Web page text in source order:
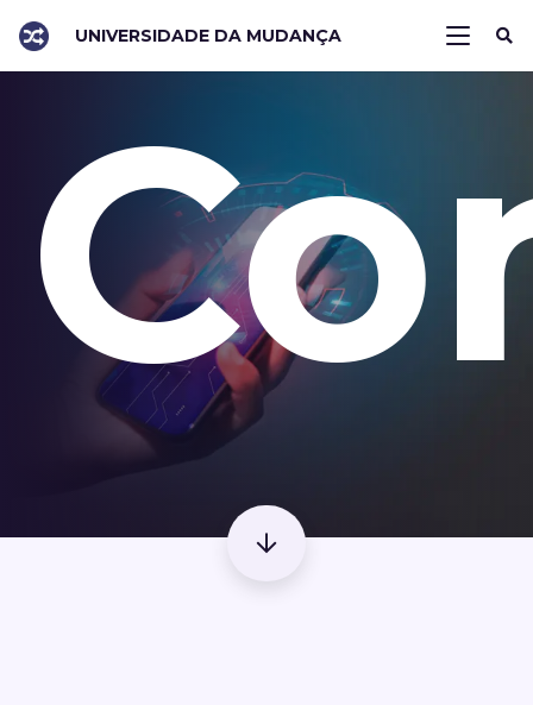
UNIVERSIDADE DA MUDANÇA